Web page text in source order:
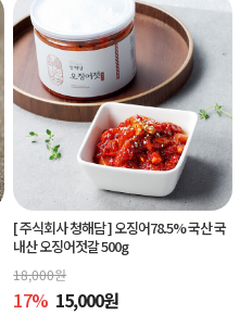
[ 주식회사 청해담 ]오징어78.5% 국산 국
내산 오징어젓갈 500g
18,000원
17% 15,000원